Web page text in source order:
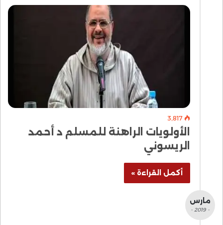
3٬817
الأولويات الراهنة للمسلم د أحمد
الريسوني
أكمل القراءة »
مارس
- 2019 -